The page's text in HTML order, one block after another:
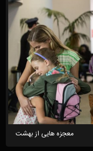
معجزه هایی از بهشت